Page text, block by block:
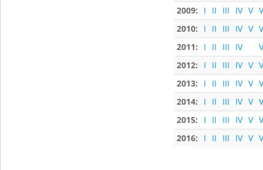
2009:
I II III IV V
2010:
I II III IV V
2011:
I II III IV
2012:
I II III IV V
2013:
I II III IV V
2014:
I II III IV V
2015:
I II III IV V
2016:
I II III IV V